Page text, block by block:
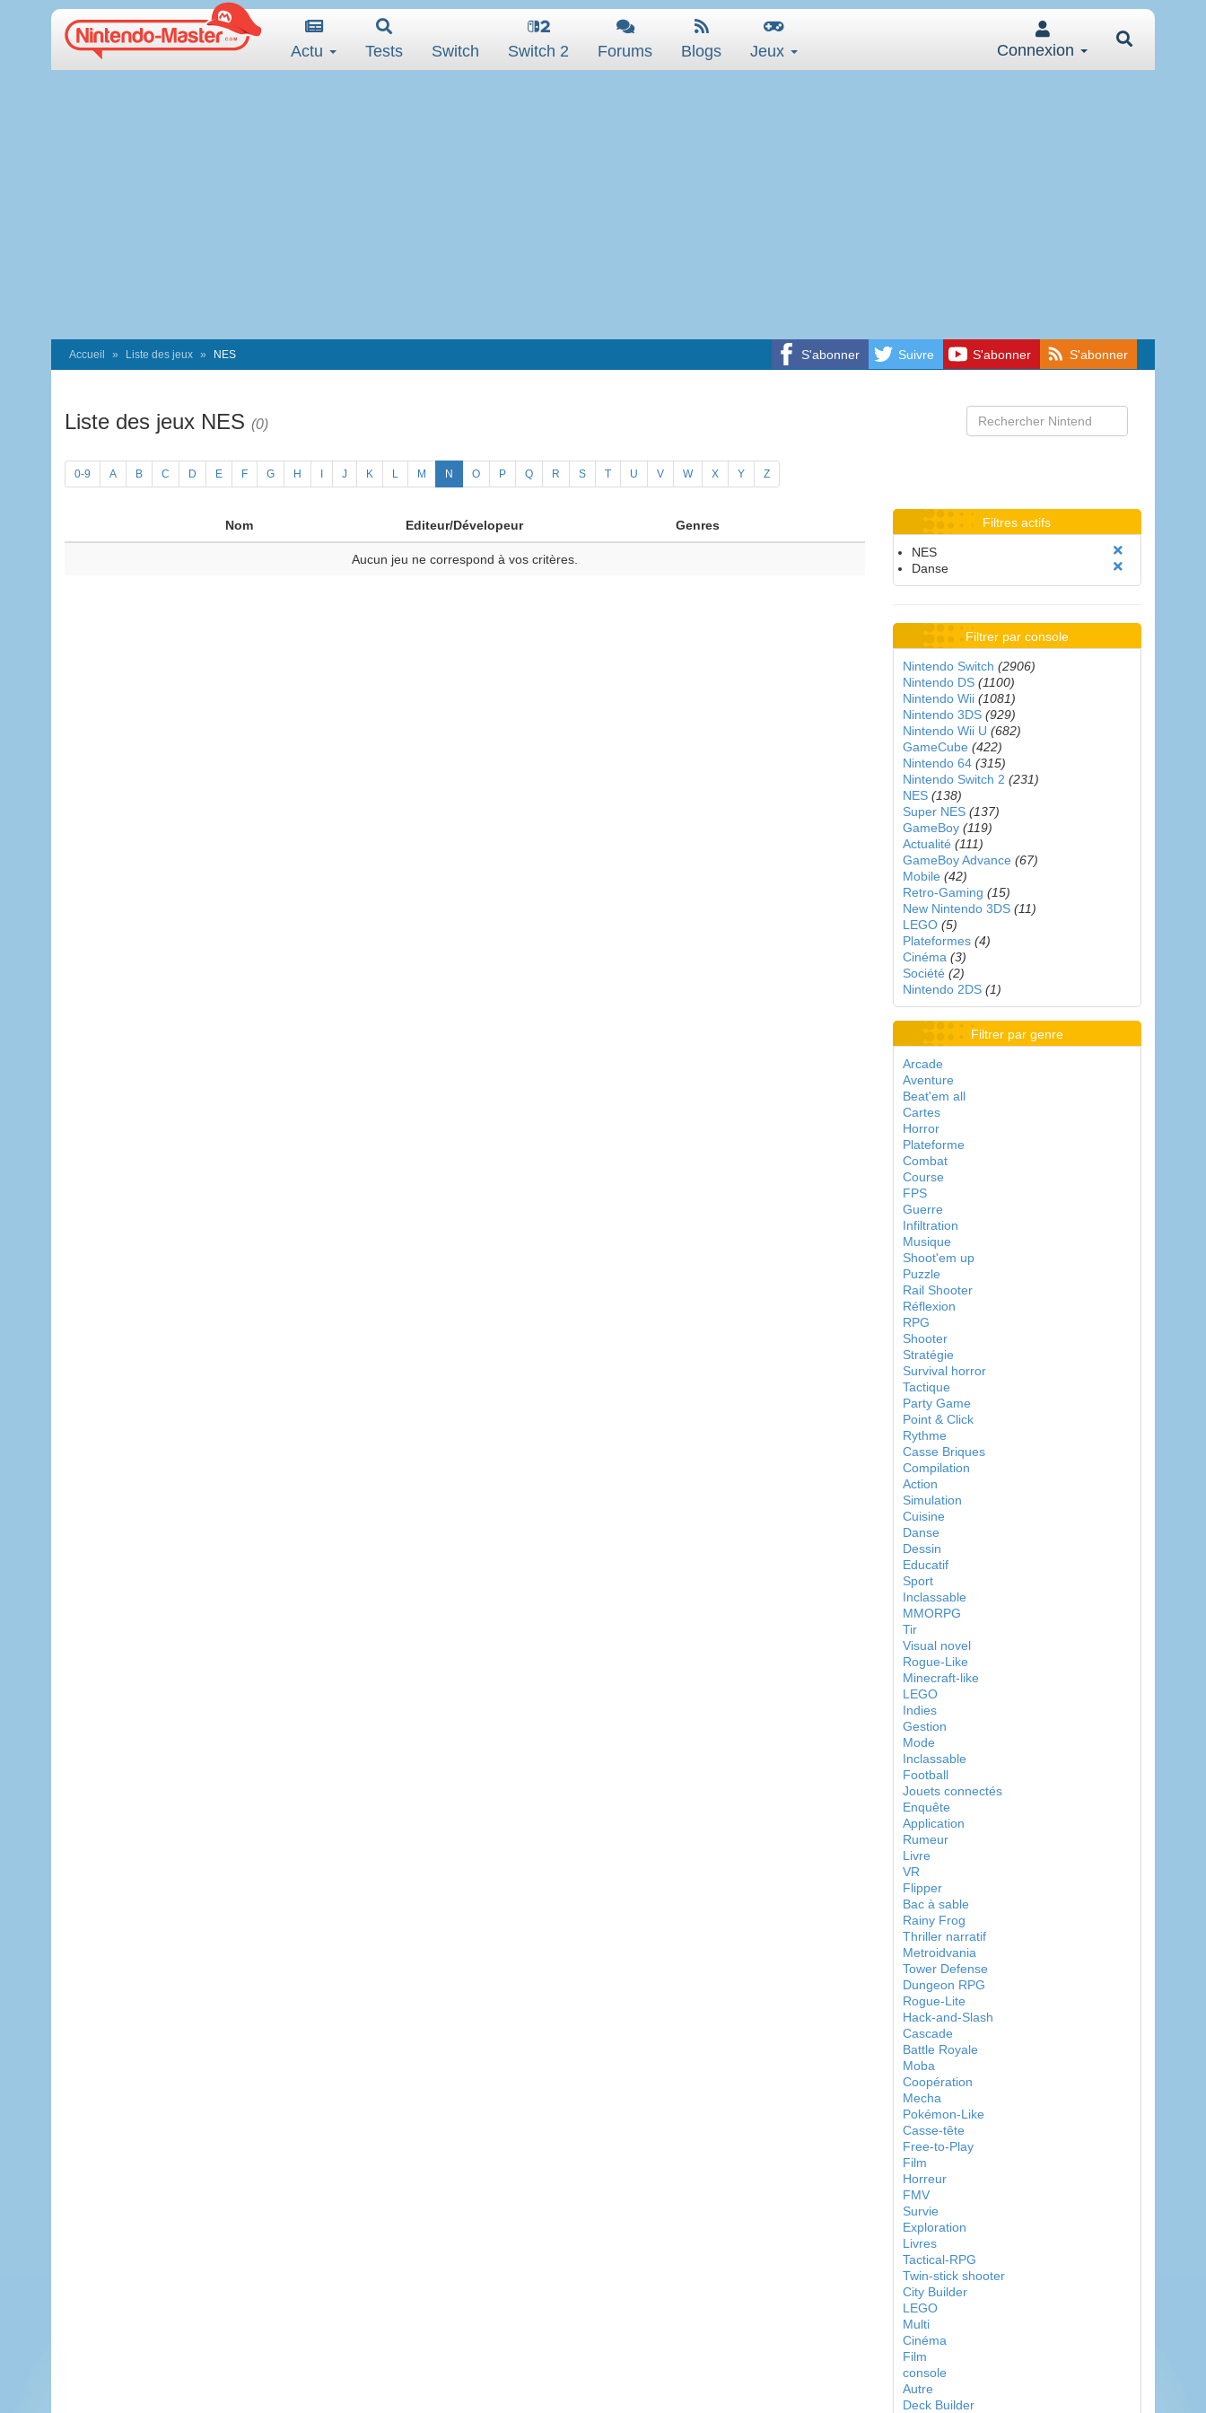
Actu Tests Switch Switch 2 Forums Blogs Jeux Connexion
S'abonner Suivre S'abonner S'abonner
Accueil Liste des jeux NES
Liste des jeux NES (0)
0-9 A B C D E F G H J K L M N O P Q R S T U V W X Y Z
Nom Editeur/Dévelopeur Genres
Aucun jeu ne correspond à vos critères.
Filtres actifs
NES
Danse
Filtrer par console
Nintendo Switch (2906)
Nintendo DS (1100)
Nintendo Wii (1081)
Nintendo 3DS (929)
Nintendo Wii U (682)
GameCube (422)
Nintendo 64 (315)
Nintendo Switch 2 (231)
NES (138)
Super NES (137)
GameBoy (119)
Actualité (111)
GameBoy Advance (67)
Mobile (42)
Retro-Gaming (15)
New Nintendo 3DS (11)
LEGO (5)
Plateformes (4)
Cinéma (3)
Société (2)
Nintendo 2DS (1)
Filtrer par genre
Arcade
Aventure
Beat'em all
Cartes
Horror
Plateforme
Combat
Course
FPS
Guerre
Infiltration
Musique
Shoot'em up
Puzzle
Rail Shooter
Réflexion
RPG
Shooter
Stratégie
Survival horror
Tactique
Party Game
Point & Click
Rythme
Casse Briques
Compilation
Action
Simulation
Cuisine
Danse
Dessin
Educatif
Sport
Inclassable
MMORPG
Tir
Visual novel
Rogue-Like
Minecraft-like
LEGO
Indies
Gestion
Mode
Inclassable
Football
Jouets connectés
Enquête
Application
Rumeur
Livre
VR
Flipper
Bac à sable
Rainy Frog
Thriller narratif
Metroidvania
Tower Defense
Dungeon RPG
Rogue-Lite
Hack-and-Slash
Cascade
Battle Royale
Moba
Coopération
Mecha
Pokémon-Like
Casse-tête
Free-to-Play
Film
Horreur
FMV
Survie
Exploration
Livres
Tactical-RPG
Twin-stick shooter
City Builder
LEGO
Multi
Cinéma
Film
console
Autre
Deck Builder